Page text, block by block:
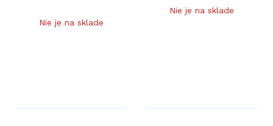
Nie je na sklade
Nie je na sklade